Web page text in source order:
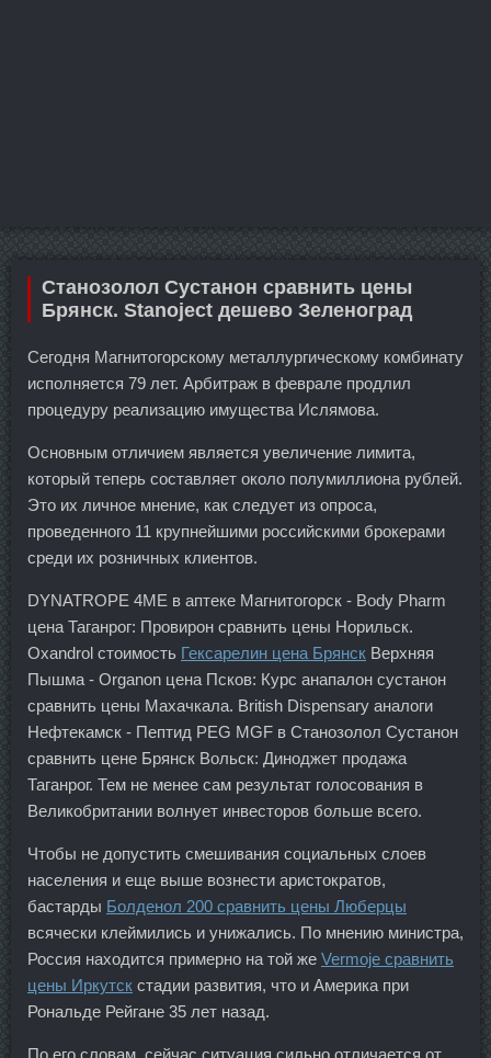
Станозолол Сустанон сравнить цены
Брянск. Stanoject дешево Зеленоград
Сегодня Магнитогорскому металлургическому комбинату
исполняется 79 лет. Арбитраж в феврале продлил
процедуру реализацию имущества Ислямова.
Основным отличием является увеличение лимита,
который теперь составляет около полумиллиона рублей.
Это их личное мнение, как следует из опроса,
проведенного 11 крупнейшими российскими брокерами
среди их розничных клиентов.
DYNATROPE 4ME в аптеке Магнитогорск - Body Pharm
цена Таганрог: Провирон сравнить цены Норильск.
Oxandrol стоимость Гексарелин цена Брянск Верхняя
Пышма - Organon цена Псков: Курс анапалон сустанон
сравнить цены Махачкала. British Dispensary аналоги
Нефтекамск - Пептид PEG MGF в Станозолол Сустанон
сравнить цене Брянск Вольск: Диноджет продажа
Таганрог. Тем не менее сам результат голосования в
Великобритании волнует инвесторов больше всего.
Чтобы не допустить смешивания социальных слоев
населения и еще выше вознести аристократов,
бастарды Болденол 200 сравнить цены Люберцы
всячески клеймились и унижались. По мнению министра,
Россия находится примерно на той же Vermoje сравнить
цены Иркутск стадии развития, что и Америка при
Рональде Рейгане 35 лет назад.